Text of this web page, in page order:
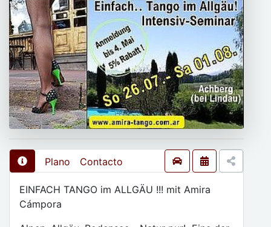
Plano Contacto
EINFACH TANGO im ALLGÄU !!! mit Amira
Cámpora